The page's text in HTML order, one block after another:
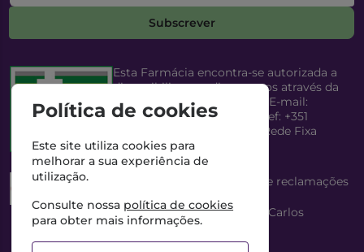
Subscrever
Esta Farmácia encontra-se autorizada a
disponibilizar medicamentos através da
Internet, pelo Infarmed, I.P. E-mail:
infarmed@infarmed.pt
| Telef: +351
217987100 (Chamada para Rede Fixa
Nacional)
Esta Farmácia dispõe de livro de reclamações
Director Técnico e Proprietário: António Carlos
Saraiva Cabral Costa
Política de cookies
Este site utiliza cookies para
melhorar a sua experiência de
utilização.
Consulte nossa política de cookies
para obter mais informações.